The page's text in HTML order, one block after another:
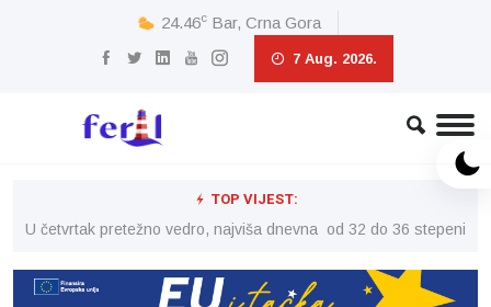
24.46c Bar, Crna Gora
7 Aug. 2026.
TOP VIJEST:
U četvrtak pretežno vedro, najviša dnevna od 32 do 36 stepeni